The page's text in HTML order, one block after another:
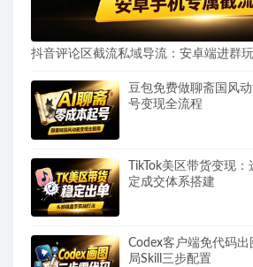
抖音评论区截流私域导流：安卓端进群
豆包免费做聊斋国风
号变现全流程
TikTok美区带货变现
定成交体系搭建
Codex客户端免代码
局Skill三步配置